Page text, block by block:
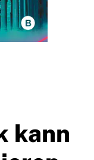
kann